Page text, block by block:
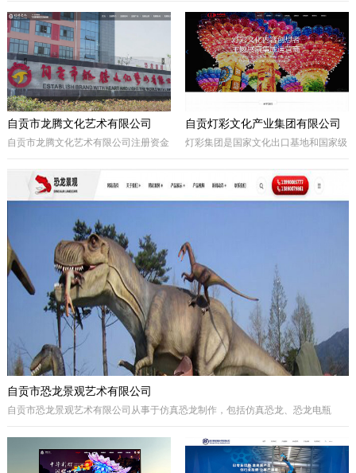
架、仿真远古植物、埋藏挖掘现场和行走恐龙服等仿真产品，现已成为行业内的
领军企业。
自贡灯彩文化产业集团有限公司
灯彩集团是国家文化出口基地和国家级
企业，集团子公司新亚彩灯是连续多年
由中央五部委联合授予的国家文化出口
州、安徽、甘肃、加拿大、美国等多个
控股合作团队。集团从…
自贡市龙腾文化艺术有限公司
自贡市龙腾文化艺术有限公司注册资金
之乡、中国灯城”美誉的四川省自贡
市。拥有“占地100余亩的中国彩灯仿真
司从事彩灯艺术工程、彩车彩船巡游工
程、趣味式景观游乐器具、景观雕塑工
程、城市文化符号美化亮化工程，以及
仿真恐龙、仿真动植物、化石制作和演
绎程控机器人研发生产。
自贡市恐龙景观艺术有限公司
自贡市恐龙景观艺术有限公司从事于仿真恐龙制作，包括仿真恐龙、恐龙电瓶